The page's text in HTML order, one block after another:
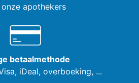
apothekers
betaalmethode
iDeal, overboeking, ...